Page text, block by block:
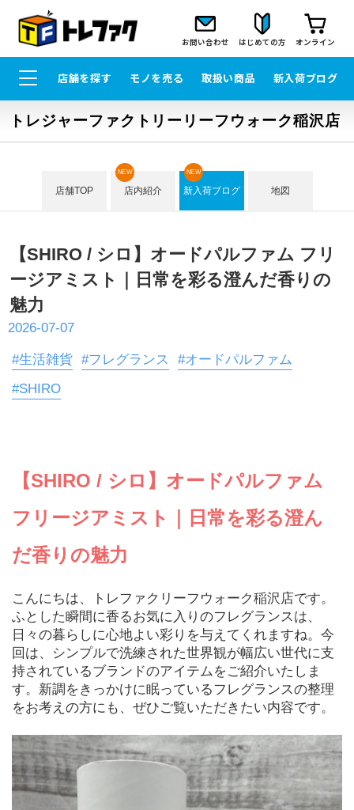
お問い合わせ はじめての方 オンライン
店舗を探す モノを売る 取扱い商品 新入荷ブログ
トレジャーファクトリーリーフウォーク稲沢店
店舗TOP 店内紹介
NEW
新入荷ブログ
NEW
地図
【SHIRO / シロ】オードパルファム フリ
ージアミスト｜日常を彩る澄んだ香りの
魅力
2026-07-07
#生活雑貨 #フレグランス
#オードパルファム
#SHIRO
【SHIRO / シロ】オードパルファム
フリージアミスト｜日常を彩る澄ん
だ香りの魅力
こんにちは、トレファクリーフウォーク稲沢店です。
ふとした瞬間に香るお気に入りのフレグランスは、
日々の暮らしに心地よい彩りを与えてくれますね。今
回は、シンプルで洗練された世界観が幅広い世代に支
持されているブランドのアイテムをご紹介いたしま
す。新調をきっかけに眠っているフレグランスの整理
をお考えの方にも、ぜひご覧いただきたい内容です。